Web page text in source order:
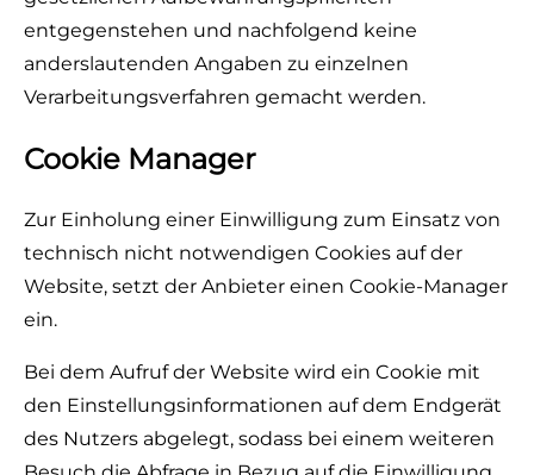
entgegenstehen und nachfolgend keine
anderslautenden Angaben zu einzelnen
Verarbeitungsverfahren gemacht werden.
Cookie Manager
Zur Einholung einer Einwilligung zum Einsatz von
technisch nicht notwendigen Cookies auf der
Website, setzt der Anbieter einen Cookie-Manager
ein.
Bei dem Aufruf der Website wird ein Cookie mit
den Einstellungsinformationen auf dem Endgerät
des Nutzers abgelegt, sodass bei einem weiteren